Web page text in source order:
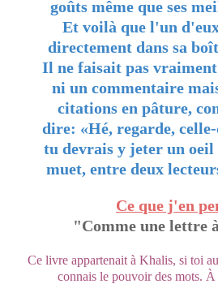
goûts même que ses
Et voilà que l'un
directement dans sa
Il ne faisait pas
ni un commentaire
citations en pâture,
dire: «Hé, regarde,
tu devrais y jeter un oeil
muet, entre deux
Ce que j'en
"Comme une lettre
Ce livre appartenait à Khalis, si toi
connais le pouvoir des mots. À